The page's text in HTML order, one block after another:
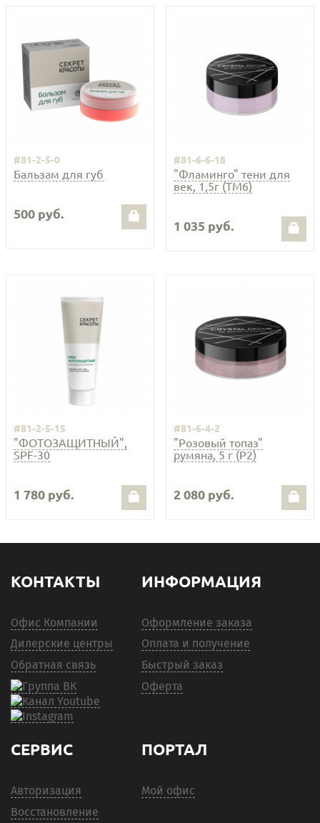
#81-2-5-0
Бальзам для губ
500 руб.
#81-6-6-18
"Фламинго" тени для
век, 1,5г (ТМ6)
1 035 руб.
#81-2-5-15
"ФОТОЗАЩИТНЫЙ",
SPF-30
1 780 руб.
#81-6-4-2
"Розовый топаз"
румяна, 5 г (Р2)
2 080 руб.
КОНТАКТЫ
Офис Компании
Дилерские центры
Обратная связь
ИНФОРМАЦИЯ
Оформление заказа
Оплата и получение
Быстрый заказ
Оферта
СЕРВИС
Авторизация
Восстановление
ПОРТАЛ
Мой офис